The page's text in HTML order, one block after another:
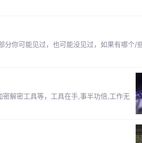
你可能见过，也可能没见过，如果有哪个/
解密工具等，工具在手,事半功倍,工作无